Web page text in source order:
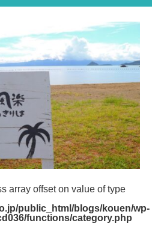
array offset on value of type
public_html/blogs/kouen/wp-
functions/category.php